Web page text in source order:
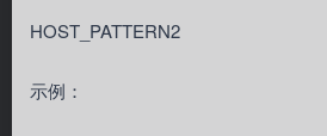
HOST_PATTERN2
示例：